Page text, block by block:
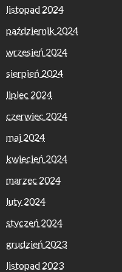
listopad 2024
październik 2024
wrzesień 2024
sierpień 2024
lipiec 2024
czerwiec 2024
maj 2024
kwiecień 2024
marzec 2024
luty 2024
styczeń 2024
grudzień 2023
listopad 2023